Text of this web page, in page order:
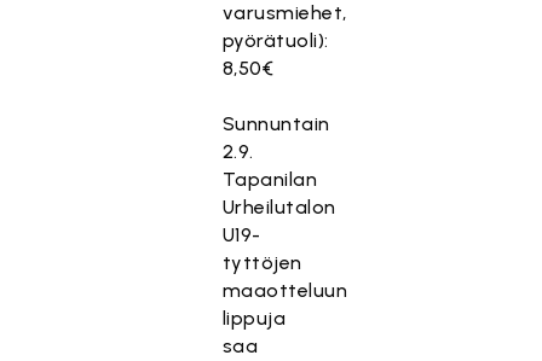
varusmiehet,
pyörätuoli):
8,50€
Sunnuntain
2.9.
Tapanilan
Urheilutalon
U19-
tyttöjen
maaotteluun
lippuja
saa